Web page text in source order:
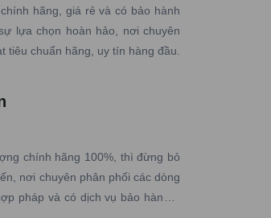
hãng, giá rẻ và có bảo hành
lựa chọn hoàn hảo, nơi chuyên
tiêu chuẩn hãng, uy tín hàng đầu.
chính hãng 100%, thì đừng bỏ
nơi chuyên phân phối các dòng
pháp và có dịch vụ bảo hành –